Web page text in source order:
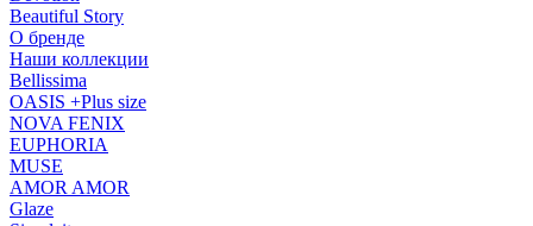
Beautiful Story
О бренде
Наши коллекции
Bellissima
OASIS +Plus size
NOVA FENIX
EUPHORIA
MUSE
AMOR AMOR
Glaze